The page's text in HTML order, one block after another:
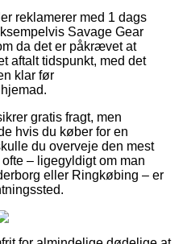
reklamerer med 1 dags
Savage Gear
da det er påkrævet at
aftalt tidspunkt, med det
klar før
gratis fragt, men
hvis du køber for en
du overveje den mest
– ligegyldigt om man
eller Ringkøbing – er